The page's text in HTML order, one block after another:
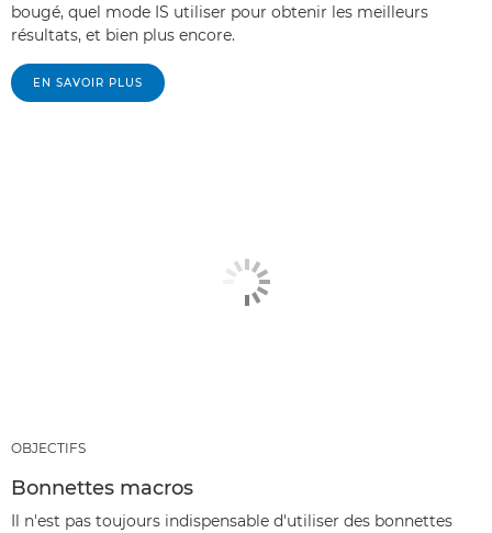
bougé, quel mode IS utiliser pour obtenir les meilleurs
résultats, et bien plus encore.
EN SAVOIR PLUS
OBJECTIFS
Bonnettes macros
Il n'est pas toujours indispensable d'utiliser des bonnettes